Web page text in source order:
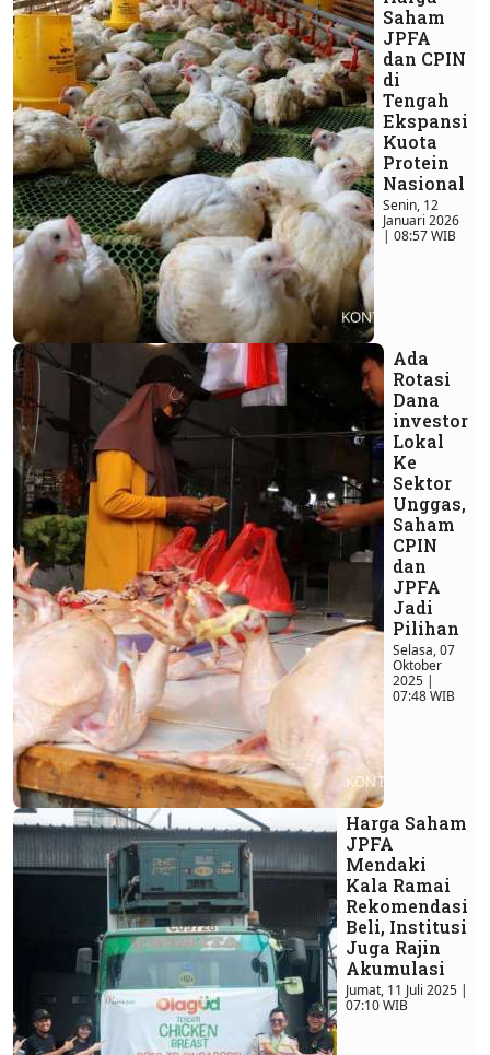
Saham
JPFA
dan CPIN
di
Tengah
Ekspansi
Kuota
Protein
Nasional
Senin, 12
Januari 2026
| 08:57 WIB
Ada
Rotasi
Dana
investor
Lokal
Ke
Sektor
Unggas,
Saham
CPIN
dan
JPFA
Jadi
Pilihan
Selasa, 07
Oktober
2025 |
07:48 WIB
Harga Saham
JPFA
Mendaki
Kala Ramai
Rekomendasi
Beli, Institusi
Juga Rajin
Akumulasi
Jumat, 11 Juli 2025 |
07:10 WIB